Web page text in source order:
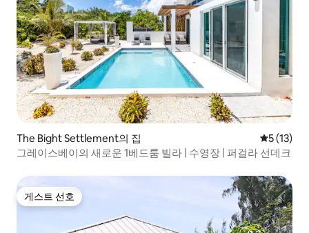
The Bight Settlement의 집 평점 5점
5 (13)
그레이스베이의 새로운 1베드룸 빌라 | 수영장 | 퍼걸라 선데크
게스트 선호
게스트 선호